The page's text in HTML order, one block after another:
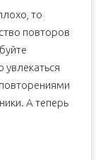
то
повторов
увлекаться
А теперь